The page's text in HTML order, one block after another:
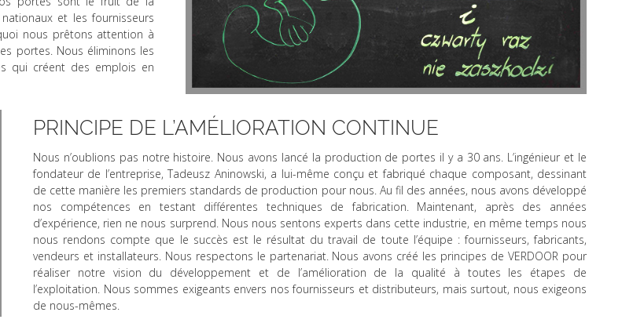
et les fournisseurs
nous prêtons attention à
portes. Nous éliminons les
qui créent des emplois en
PRINCIPE DE L’AMÉLIORATION CONTINUE
Nous n’oublions pas notre histoire. Nous avons lancé la production de portes il y a 30 ans. L’ingénieur et le
fondateur de l’entreprise, Tadeusz Aninowski, a lui-même conçu et fabriqué chaque composant, dessinant
de cette manière les premiers standards de production pour nous. Au fil des années, nous avons développé
nos compétences en testant différentes techniques de fabrication. Maintenant, après des années
d’expérience, rien ne nous surprend. Nous nous sentons experts dans cette industrie, en même temps nous
nous rendons compte que le succès est le résultat du travail de toute l’équipe : fournisseurs, fabricants,
vendeurs et installateurs. Nous respectons le partenariat. Nous avons créé les principes de VERDOOR pour
réaliser notre vision du développement et de l’amélioration de la qualité à toutes les étapes de
l’exploitation. Nous sommes exigeants envers nos fournisseurs et distributeurs, mais surtout, nous exigeons
de nous-mêmes.